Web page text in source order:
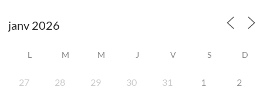
L M M J V S D
27 28 29 30 31 1 2